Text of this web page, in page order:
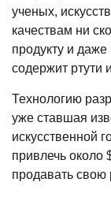
ученых,
качествам ни
продукту и даже
содержит ртути
Технологию
уже ставшая
искусственной
привлечь около
продавать свою